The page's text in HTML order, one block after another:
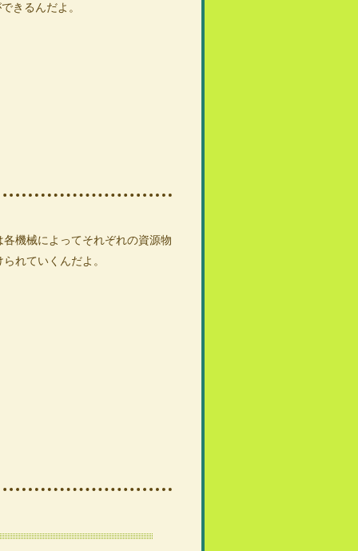
きるんだよ。
各機械によってそれぞれの資源物
れていくんだよ。